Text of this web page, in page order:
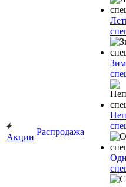
Акции
Распродажа